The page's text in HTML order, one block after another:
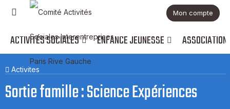
Mon compte
ACTIVITÉS SOCIALES ENFANCE JEUNESSE
Activites
Sortie famille : Science Expériences